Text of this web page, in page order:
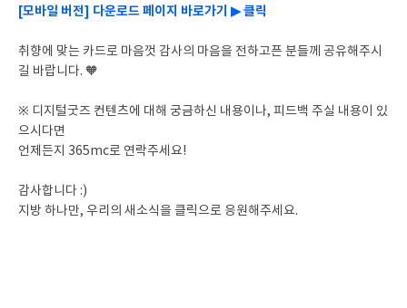
[모바일 버전] 다운로드 페이지 바로가기 ▶ 클릭
취향에 맞는 카드로 마음껏 감사의 마음을 전하고픈 분들께 공유해주시
길 바랍니다. 🧡
※ 디지털굿즈 컨텐츠에 대해 궁금하신 내용이나, 피드백 주실 내용이 있
으시다면
언제든지 365mc로 연락주세요!
감사합니다 :)
지방 하나만, 우리의 새소식을 클릭으로 응원해주세요.